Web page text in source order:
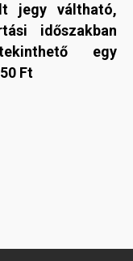
jegy váltható,
időszakban
egy
Ft